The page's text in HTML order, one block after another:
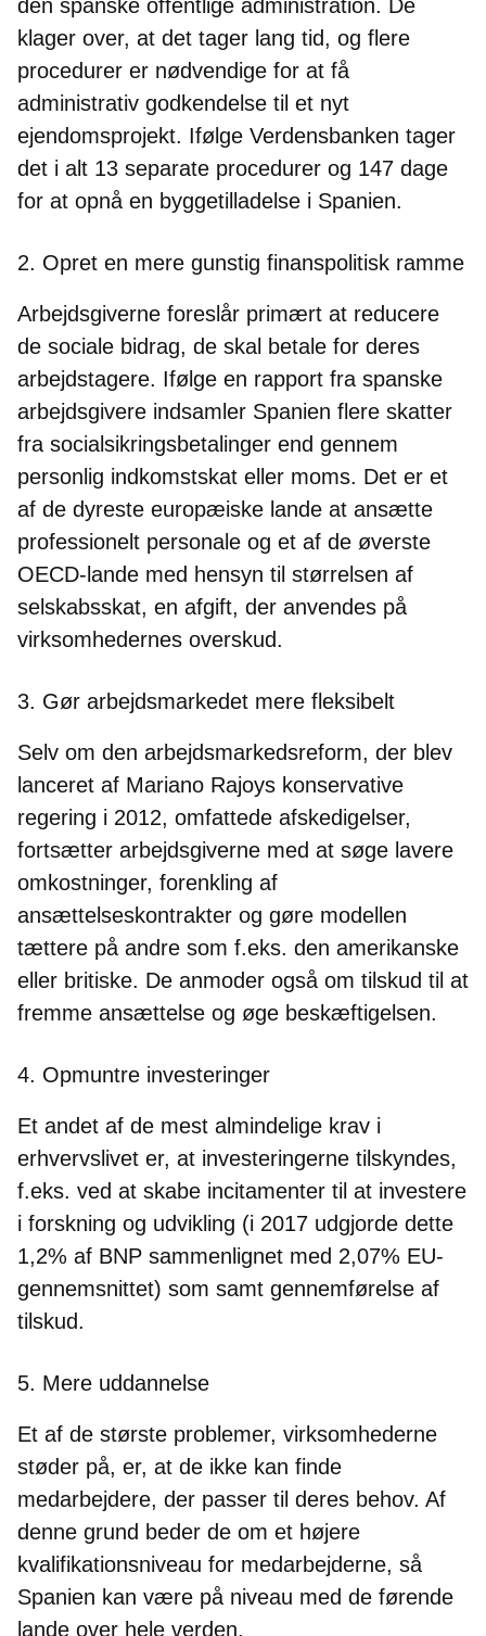
den spanske offentlige administration. De
klager over, at det tager lang tid, og flere
procedurer er nødvendige for at få
administrativ godkendelse til et nyt
ejendomsprojekt. Ifølge Verdensbanken tager
det i alt 13 separate procedurer og 147 dage
for at opnå en byggetilladelse i Spanien.
2. Opret en mere gunstig finanspolitisk ramme
Arbejdsgiverne foreslår primært at reducere
de sociale bidrag, de skal betale for deres
arbejdstagere. Ifølge en rapport fra spanske
arbejdsgivere indsamler Spanien flere skatter
fra socialsikringsbetalinger end gennem
personlig indkomstskat eller moms. Det er et
af de dyreste europæiske lande at ansætte
professionelt personale og et af de øverste
OECD-lande med hensyn til størrelsen af
selskabsskat, en afgift, der anvendes på
virksomhedernes overskud.
3. Gør arbejdsmarkedet mere fleksibelt
Selv om den arbejdsmarkedsreform, der blev
lanceret af Mariano Rajoys konservative
regering i 2012, omfattede afskedigelser,
fortsætter arbejdsgiverne med at søge lavere
omkostninger, forenkling af
ansættelseskontrakter og gøre modellen
tættere på andre som f.eks. den amerikanske
eller britiske. De anmoder også om tilskud til at
fremme ansættelse og øge beskæftigelsen.
4. Opmuntre investeringer
Et andet af de mest almindelige krav i
erhvervslivet er, at investeringerne tilskyndes,
f.eks. ved at skabe incitamenter til at investere
i forskning og udvikling (i 2017 udgjorde dette
1,2% af BNP sammenlignet med 2,07% EU-
gennemsnittet) som samt gennemførelse af
tilskud.
5. Mere uddannelse
Et af de største problemer, virksomhederne
støder på, er, at de ikke kan finde
medarbejdere, der passer til deres behov. Af
denne grund beder de om et højere
kvalifikationsniveau for medarbejderne, så
Spanien kan være på niveau med de førende
lande over hele verden.